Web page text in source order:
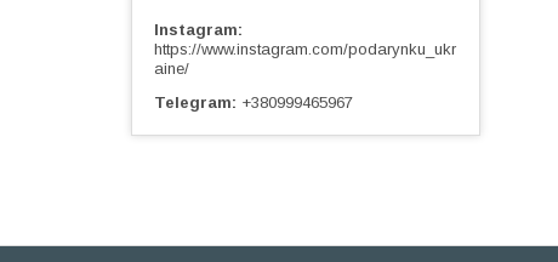
Instagram
https://www.instagram.com/podarynku_ukr
aine/
Telegram
+380999465967